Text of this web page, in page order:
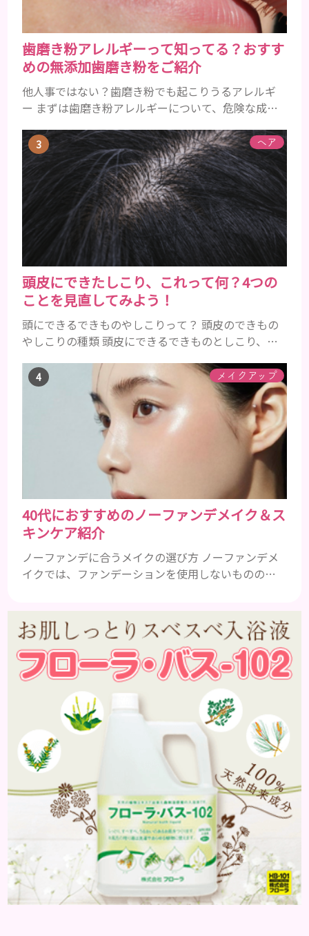
歯磨き粉アレルギーって知ってる？おすす
めの無添加歯磨き粉をご紹介
他人事ではない？歯磨き粉でも起こりうるアレルギ
ー まずは歯磨き粉アレルギーについて、危険な成分
まれるアレルギーを起こすおそれのある成分 まず、
普段お使いの歯磨き粉に含まれているどの成分にア
レルギーを引き起こすおそれがあるのかを説明しま
すね。 •フッ素･･･歯の表面のエナメルを守り強くし
たり、虫歯と防ぐ働きを持つ成分 •香味料 ･･･歯磨き
粉の風味や爽...
ヘア
頭皮にできたしこり、これって何？4つの
ことを見直してみよう！
頭にできるできものやしこりって？ 頭皮のできもの
やしこりの種類 頭皮にできるできものとしこり、と
も違いますし、症状や種類によっても違います。まず
はどんな病気なのか、よりも、どんな種類のできも
のやしこりがあるのかを解説いきましょう。 水疱 ご
存知の方もいらっしゃるかと思いますが、すいほ
う、と読みます。これは表皮や表皮下にできるもので
す。表皮は0.2mmほ...
メイクアップ
40代におすすめのノーファンデメイク＆ス
キンケア紹介
ノーファンデに合うメイクの選び方 ノーファンデメ
イクでは、ファンデーションを使用しないものの、
ー力を補うことができます。 ファンデーションを使
用しないことでカバー力に不安が残るところです
が、良いものをきちんと選んで使用すれば、しっか
りとツヤ肌に仕上げてくれます。 40代女性のノーフ
ァンデメイクでは肌悩みが露出しやすいので、カバー
力が必須ですが、同時に...